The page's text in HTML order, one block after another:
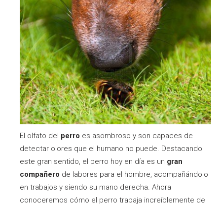
El olfato del perro es asombroso y son capaces de
detectar olores que el humano no puede. Destacando
este gran sentido, el perro hoy en día es un gran
compañero de labores para el hombre, acompañándolo
en trabajos y siendo su mano derecha. Ahora
conoceremos cómo el perro trabaja increíblemente de